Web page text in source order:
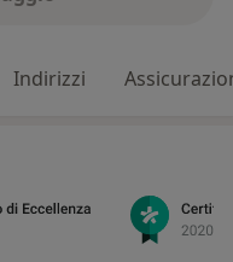
Indirizzi